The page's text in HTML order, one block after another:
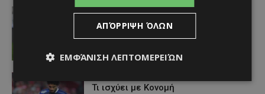
Αθλητικά - Επικαιρότητα
Παραμένει ο Ενρίκες – Παίρνει και
Χάιρο
Τι ισχύει με Κονομή
ΑΠΌΡΡΙΨΗ ΌΛΩΝ
ΕΜΦΆΝΙΣΗ ΛΕΠΤΟΜΕΡΕΙΏΝ